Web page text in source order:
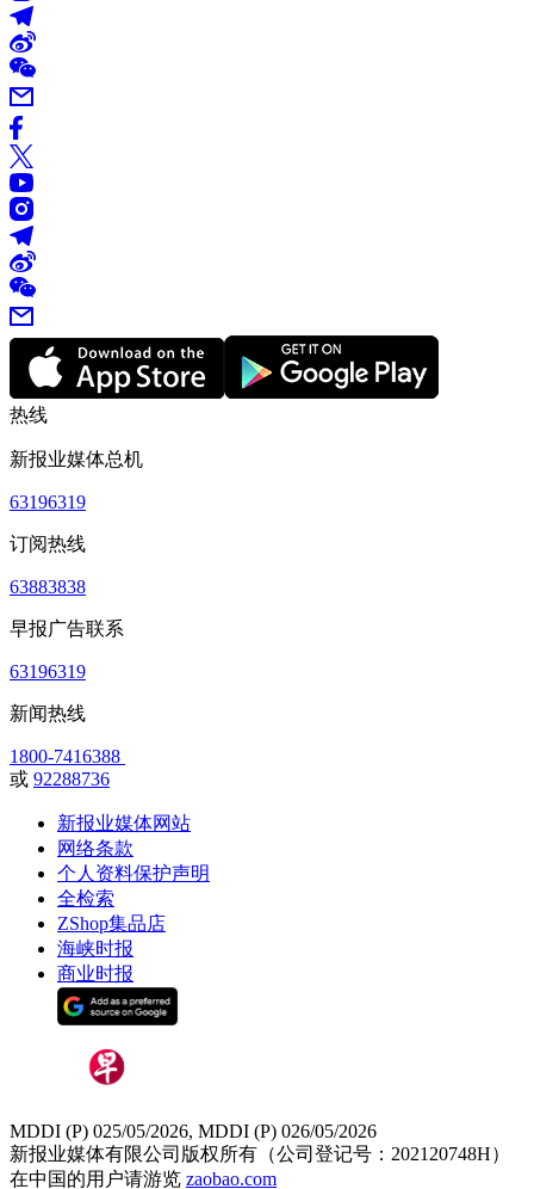
热线
新报业媒体总机
63196319
订阅热线
63883838
早报广告联系
63196319
新闻热线
1800-7416388
或 92288736
新报业媒体网站
网络条款
个人资料保护声明
全检索
ZShop集品店
海峡时报
商业时报
MDDI (P) 025/05/2026, MDDI (P) 026/05/2026
新报业媒体有限公司版权所有（公司登记号：202120748H）
在中国的用户请游览 zaobao.com